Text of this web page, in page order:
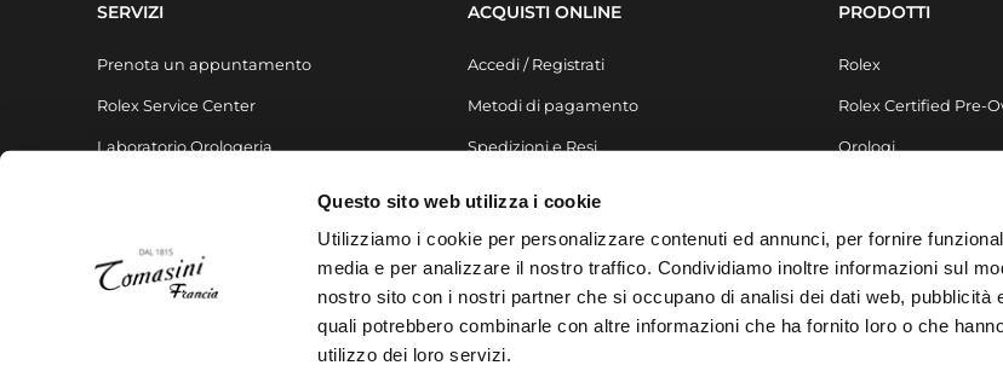
Questo sito web utilizza i cookie
Utilizziamo i cookie per personalizzare contenuti ed annunci, per fornire
media e per analizzare il nostro traffico. Condividiamo inoltre informazioni sul
nostro sito con i nostri partner che si occupano di analisi dei dati web, pubblicità
quali potrebbero combinarle con altre informazioni che ha fornito loro o che
utilizzo dei loro servizi.
SERVIZI
Prenota un appuntamento
Rolex Service Center
Laboratorio Orologeria
ACQUISTI ONLINE
Accedi / Registrati
Metodi di pagamento
Spedizioni e Resi
PRODOTTI
Rolex
Rolex Certified Pre-
Orologi
Gioielli
Accessori
Arredo & Design